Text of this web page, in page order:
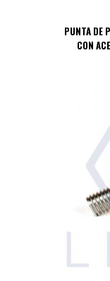
PUNTA DE
CON